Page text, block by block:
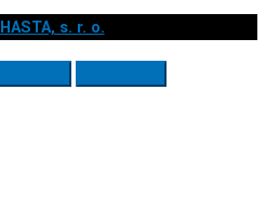
HASTA, s. r. o.